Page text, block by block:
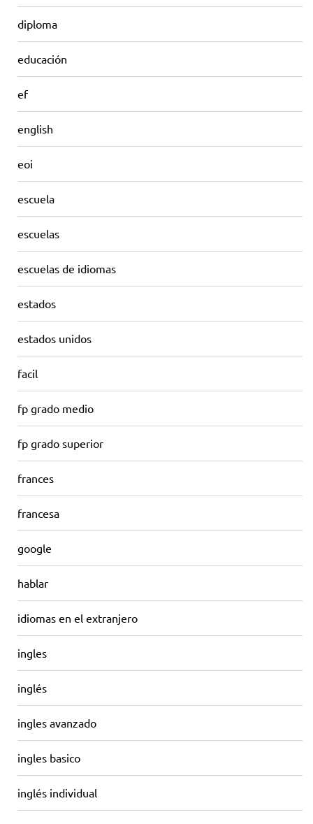
diploma
educación
ef
english
eoi
escuela
escuelas
escuelas de idiomas
estados
estados unidos
facil
fp grado medio
fp grado superior
frances
francesa
google
hablar
idiomas en el extranjero
ingles
inglés
ingles avanzado
ingles basico
inglés individual